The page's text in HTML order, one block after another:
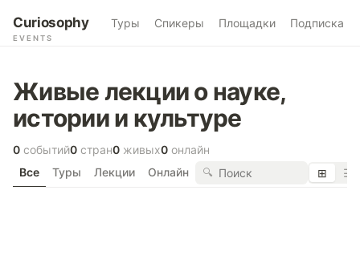
Curiosophy
EVENTS
Туры Спикеры Площадки Подписка
Живые лекции о науке,
истории и культуре
0 событий0 стран0 живых0 онлайн
Все
Туры Лекции Онлайн 🔍 ⊞ ☰